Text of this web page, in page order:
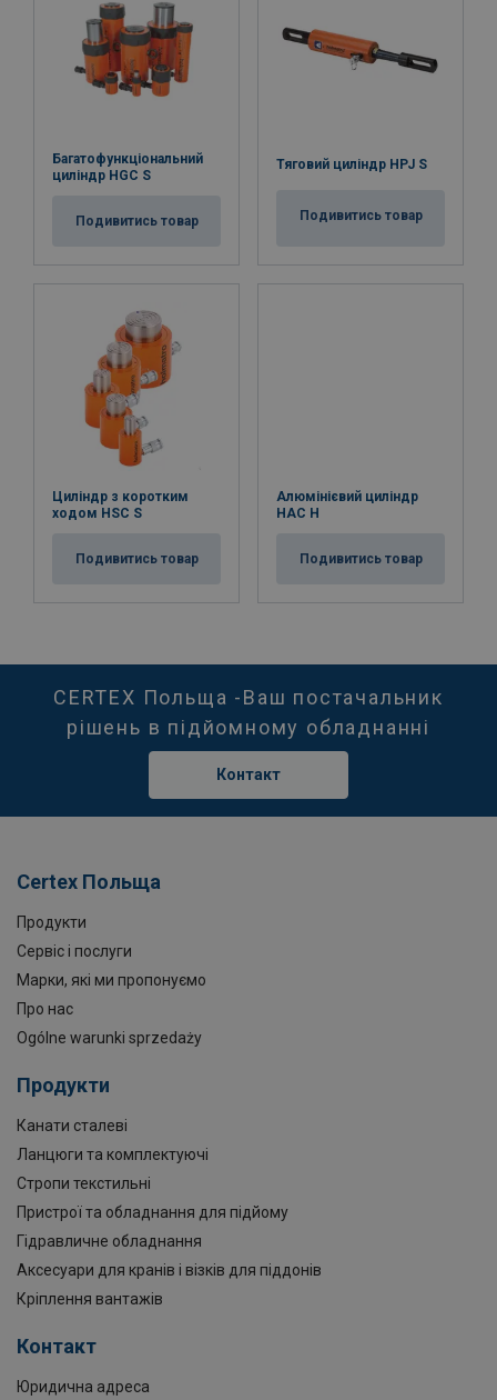
Багатофункціональний
циліндр HGC S
Подивитись товар
Тяговий циліндр HPJ S
Подивитись товар
Циліндр з коротким
ходом HSC S
Подивитись товар
Алюмінієвий циліндр
HAC Н
Подивитись товар
CERTEX Польща -Ваш постачальник
рішень в підйомному обладнанні
Контакт
Certex Польща
Продукти
Сервіс і послуги
Марки, які ми пропонуємо
Про нас
Ogólne warunki sprzedaży
Продукти
Канати сталеві
Ланцюги та комплектуючі
Стропи текстильні
Пристрої та обладнання для підйому
Гідравличне обладнання
Аксесуари для кранів і візків для піддонів
Кріплення вантажів
Контакт
Юридична адреса